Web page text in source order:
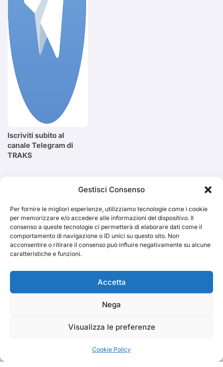
Gestisci Consenso
Per fornire le migliori esperienze, utilizziamo tecnologie come i cookie
per memorizzare e/o accedere alle informazioni del dispositivo. Il
consenso a queste tecnologie ci permetterà di elaborare dati come il
comportamento di navigazione o ID unici su questo sito. Non
acconsentire o ritirare il consenso può influire negativamente su alcune
caratteristiche e funzioni.
Accetta
Nega
Visualizza le preferenze
Cookie Policy
Iscriviti subito al
canale Telegram di
TRAKS
Cerca
TRAKS
Dal 2014 musica indipendente ed emergente